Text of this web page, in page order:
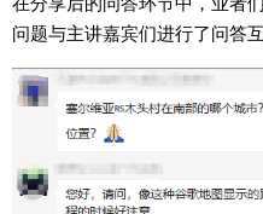
问题与主讲嘉宾们进行了问答互